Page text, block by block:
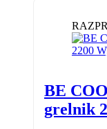
BE
grelnik